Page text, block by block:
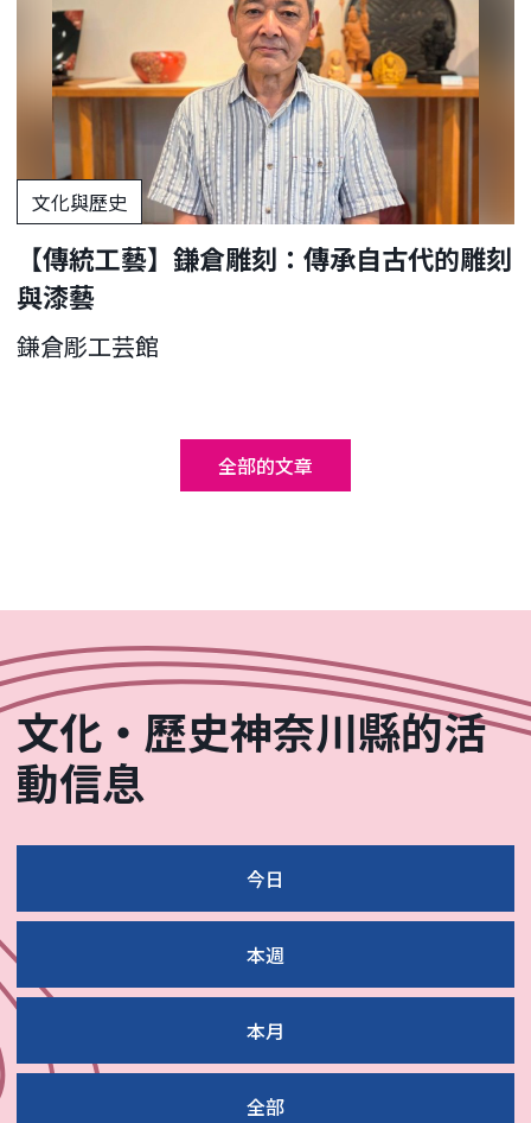
文化與歷史
【傳統工藝】鎌倉雕刻：傳承自古代的雕刻
與漆藝
鎌倉彫工芸館
全部的文章
文化・歷史神奈川縣的活
動信息
今日
本週
本月
全部